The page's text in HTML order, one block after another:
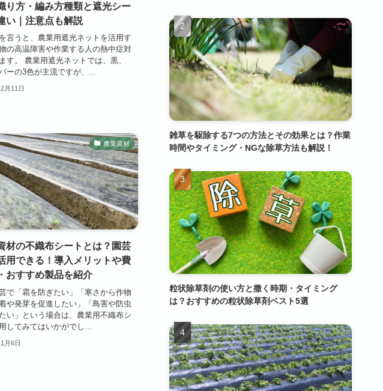
り方・編み方種類と遮光シー
い｜注意点も解説
言うと、農業用遮光ネットを活用す
の高温障害や作業する人の熱中症対
す。 農業用遮光ネットでは、黒、
ーの3色が主流ですが、...
月11日
農業資材
材の不織布シートとは？園芸
用できる！導入メリットや費
おすすめ製品を紹介
で「霜を防ぎたい」「寒さから作物
や発芽を促進したい」「鳥害や防虫
い」という場合は、農業用不織布シ
してみてはいかがでし...
月6日
雑草を駆除する7つの方法とその効果とは？作業
時間やタイミング・NGな除草方法も解説！
粒状除草剤の使い方と撒く時期・タイミング
は？おすすめの粒状除草剤ベスト5選